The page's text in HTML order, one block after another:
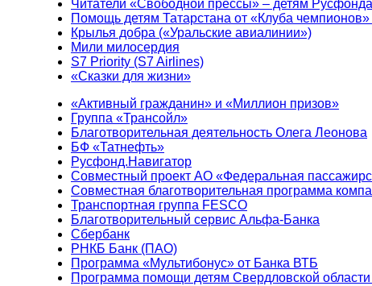
Читатели «Свободной прессы» – детям Русфонда
Помощь детям Татарстана от «Клуба
Крылья добра («Уральские авиалинии»)
Мили милосердия
S7 Priority (S7 Airlines)
«Сказки для жизни»
«Активный гражданин» и «Миллион призов»
Группа «Трансойл»
Благотворительная деятельность Олега Леонова
БФ «Татнефть»
Русфонд.Навигатор
Совместный проект АО «Федеральная
Совместная благотворительная программа
Транспортная группа FESCO
Благотворительный сервис Альфа-Банка
Сбербанк
РНКБ Банк (ПАО)
Программа «Мультибонус» от Банка ВТБ
Программа помощи детям Свердловской области